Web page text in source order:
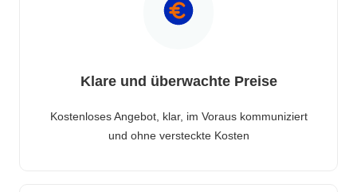
Klare und überwachte Preise
Kostenloses Angebot, klar, im Voraus kommuniziert
und ohne versteckte Kosten